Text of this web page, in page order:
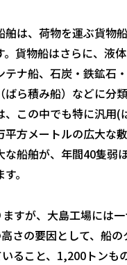
舶は、荷物を運ぶ貨物
。貨物船はさらに、液
テナ船、石炭・鉄鉱石
（ばら積み船）などに分
、この中でも特に汎用(
平方メートルの広大な
な船舶が、年間40隻弱
す。
すが、大島工場には
さの要因として、船
ること、1,200トン